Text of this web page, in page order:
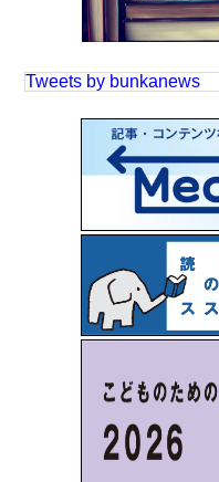
Tweets by bunkanews